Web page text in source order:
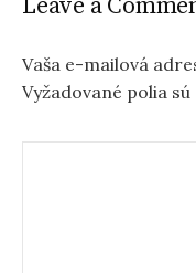
v
i
g
Leave a
Vaša e-mailová
Vyžadované polia